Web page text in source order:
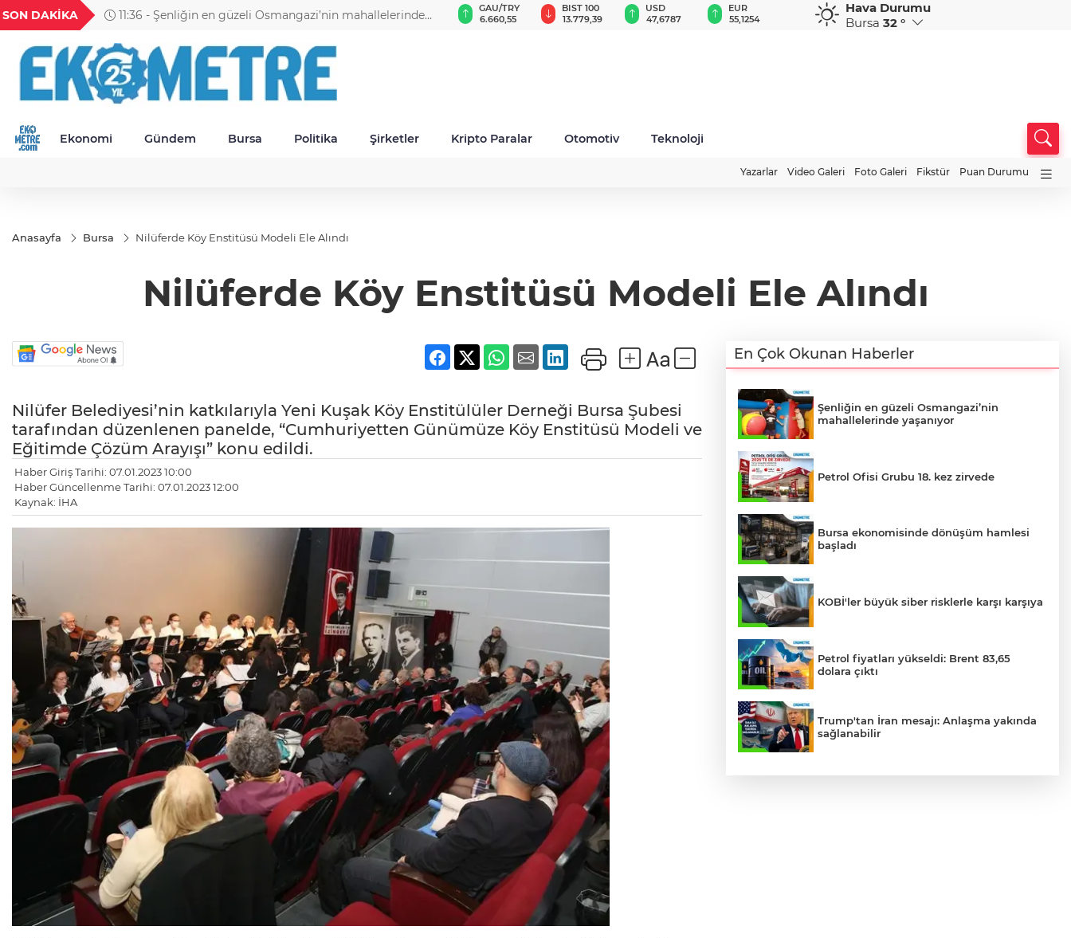
SON DAKİKA 11:30 - Petrol Ofisi Grubu 18. kez zirvede
18,2677
TND
16,3788
BGN
27,9743
VND
0,0018
GAU/TRY
6.660,55
BIST 100
13.779,39
USD
47,6787
EUR
55,1254
GBP
64,3468
CHF
59,0083
CAD
34,1883
Hava Durumu
Bursa 32 °
Ekonomi Gündem Bursa Politika Şirketler Kripto Paralar Otomotiv Teknoloji
Yazarlar Video Galeri Foto Galeri Fikstür Puan Durumu
Anasayfa Bursa Nilüferde Köy Enstitüsü Modeli Ele Alındı
Nilüferde Köy Enstitüsü Modeli Ele Alındı
Nilüfer Belediyesi’nin katkılarıyla Yeni Kuşak Köy Enstitülüler Derneği Bursa Şubesi
tarafından düzenlenen panelde, “Cumhuriyetten Günümüze Köy Enstitüsü Modeli ve
Eğitimde Çözüm Arayışı” konu edildi.
Haber Giriş Tarihi: 07.01.2023 10:00
Haber Güncellenme Tarihi: 07.01.2023 12:00
Kaynak: İHA
En Çok Okunan Haberler
Şenliğin en güzeli Osmangazi’nin
mahallelerinde yaşanıyor
Petrol Ofisi Grubu 18. kez zirvede
Bursa ekonomisinde dönüşüm hamlesi
başladı
KOBİ'ler büyük siber risklerle karşı karşıya
Petrol fiyatları yükseldi: Brent 83,65
dolara çıktı
Trump'tan İran mesajı: Anlaşma yakında
sağlanabilir